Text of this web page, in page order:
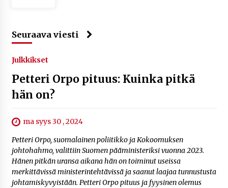
Seuraava viesti
Julkkikset
Petteri Orpo pituus: Kuinka pitkä
hän on?
ma syys 30 , 2024
Petteri Orpo, suomalainen poliitikko ja Kokoomuksen
johtohahmo, valittiin Suomen pääministeriksi vuonna 2023.
Hänen pitkän uransa aikana hän on toiminut useissa
merkittävissä ministerintehtävissä ja saanut laajaa tunnustusta
johtamiskyvyistään. Petteri Orpo pituus ja fyysinen olemus